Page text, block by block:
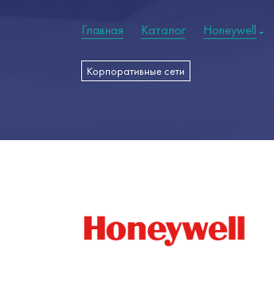
Главная Каталог Honeywell
Корпоративные сети